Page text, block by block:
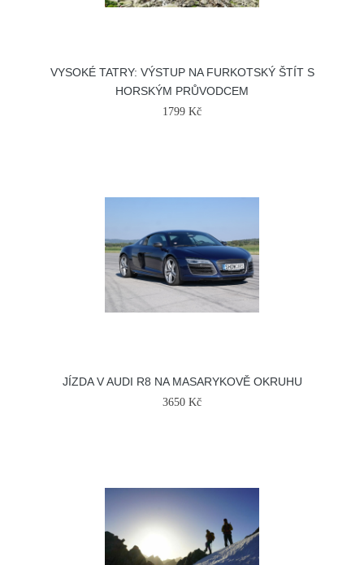
VYSOKÉ TATRY: VÝSTUP NA FURKOTSKÝ ŠTÍT S
HORSKÝM PRŮVODCEM
1799 Kč
JÍZDA V AUDI R8 NA MASARYKOVĚ OKRUHU
3650 Kč